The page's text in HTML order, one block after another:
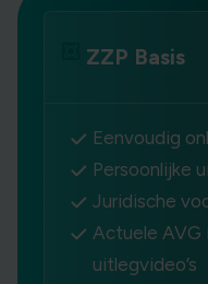
ZZP Basis
Eenvoudig
Persoonlijke
Juridische
Actuele AVG
uitlegvideo’s